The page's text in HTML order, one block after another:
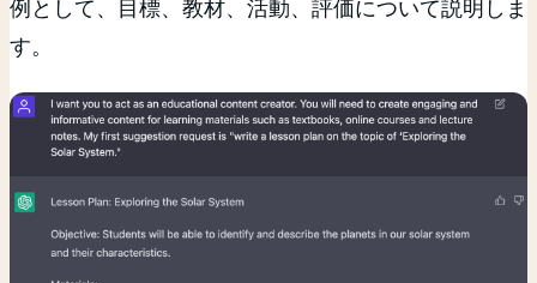
例として、目標、教材、活動、評価について説明しま
す。